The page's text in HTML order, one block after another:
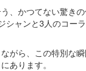
、かつてない驚き
シャンと3人のコー
がら、この特別な
あります。